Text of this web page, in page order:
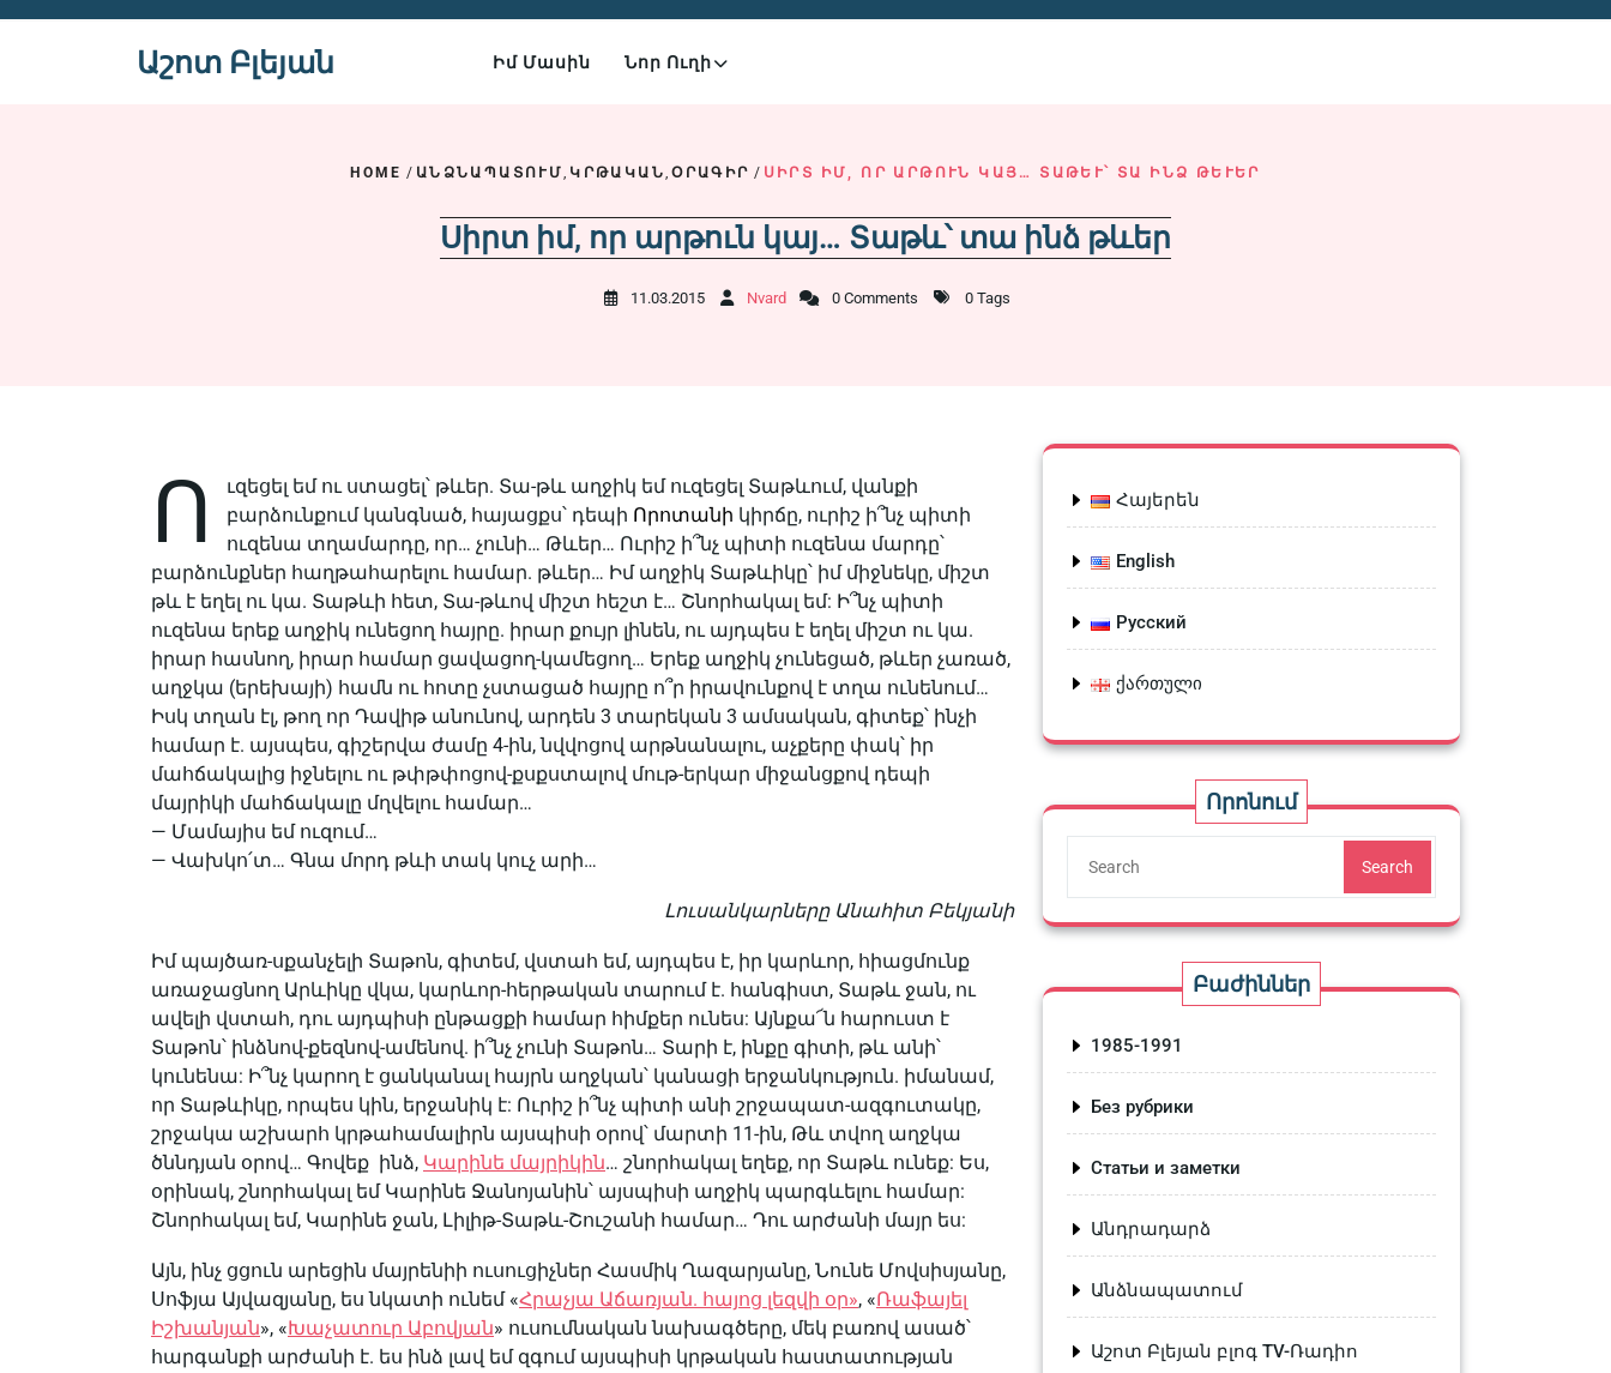
Աշոտ Բլեյան Իմ Մասին Նոր Ուղի
HOME / ԱՆՁՆԱՊԱՏՈՒՄ, ԿՐԹԱԿԱՆ,ՕՐԱԳԻՐ / ՍԻՐՏ ԻՄ, ՈՐ ԱՐԹՈՒՆ ԿԱՅ… ՏԱԹԵՒ՝ ՏԱ ԻՆՁ ԹԵՒԵՐ
Սիրտ իմ, որ արթուն կայ… Տաթև՝ տա ինձ թևեր
11.03.2015 Nvard 0 Comments 0 Tags
Ո
ւզեցել եմ ու ստացել՝ թևեր. Տա-թև աղջիկ եմ ուզեցել Տաթևում, վանքի
բարձունքում կանգնած, հայացքս՝ դեպի Որոտանի կիրճը, ուրիշ ի՞նչ պիտի
ուզենա տղամարդը, որ… չունի… Թևեր… Ուրիշ ի՞նչ պիտի ուզենա մարդը՝
բարձունքներ հաղթահարելու համար. թևեր… Իմ աղջիկ Տաթևիկը՝ իմ միջնեկը, միշտ
թև է եղել ու կա. Տաթևի հետ, Տա-թևով միշտ հեշտ է… Շնորհակալ եմ: Ի՞նչ պիտի
ուզենա երեք աղջիկ ունեցող հայրը. իրար քույր լինեն, ու այդպես է եղել միշտ ու կա.
իրար հասնող, իրար համար ցավացող-կամեցող… Երեք աղջիկ չունեցած, թևեր չառած,
աղջկա (երեխայի) համն ու հոտը չստացած հայրը ո՞ր իրավունքով է տղա ունենում…
Իսկ տղան էլ, թող որ Դավիթ անունով, արդեն 3 տարեկան 3 ամսական, գիտեք՝ ինչի
համար է. այսպես, գիշերվա ժամը 4-ին, նվվոցով արթնանալու, աչքերը փակ՝ իր
մահճակալից իջնելու ու թփթփոցով-քսքստալով մութ-երկար միջանցքով դեպի
մայրիկի մահճակալը մղվելու համար…
— Մամայիս եմ ուզում…
— Վախկո՛տ… Գնա մորդ թևի տակ կուչ արի…
Լուսանկարները Անահիտ Բեկյանի
Իմ պայծառ-սքանչելի Տաթոն, գիտեմ, վստահ եմ, այդպես է, իր կարևոր, հիացմունք
առաջացնող Արևիկը վկա, կարևոր-հերթական տարում է. հանգիստ, Տաթև ջան, ու
ավելի վստահ, դու այդպիսի ընթացքի համար հիմքեր ունես: Այնքա՜ն հարուստ է
Տաթոն՝ ինձնով-քեզնով-ամենով. ի՞նչ չունի Տաթոն… Տարի է, ինքը գիտի, թև անի՝
կունենա: Ի՞նչ կարող է ցանկանալ հայրն աղջկան՝ կանացի երջանկություն. իմանամ,
որ Տաթևիկը, որպես կին, երջանիկ է: Ուրիշ ի՞նչ պիտի անի շրջապատ-ազգուտակը,
շրջակա աշխարհ կրթահամալիրն այսպիսի օրով՝ մարտի 11-ին, Թև տվող աղջկա
ծննդյան օրով… Գովեք ինձ, Կարինե մայրիկին… շնորհակալ եղեք, որ Տաթև ունեք: Ես,
օրինակ, շնորհակալ եմ Կարինե Ջանոյանին՝ այսպիսի աղջիկ պարգևելու համար:
Շնորհակալ եմ, Կարինե ջան, Լիլիթ-Տաթև-Շուշանի համար… Դու արժանի մայր ես:
Այն, ինչ ցցուն արեցին մայրենիի ուսուցիչներ Հասմիկ Ղազարյանը, Նունե Մովսիսյանը,
Սոֆյա Այվազյանը, ես նկատի ունեմ «Հրաչյա Աճառյան. հայոց լեզվի օր», «Ռաֆայել
Իշխանյան», «Խաչատուր Աբովյան» ուսումնական նախագծերը, մեկ բառով ասած՝
հարգանքի արժանի է. ես ինձ լավ եմ զգում այսպիսի կրթական հաստատության
Հայերեն
English
Русский
ქართული
Որոնում
Search
Բաժիններ
1985-1991
Без рубрики
Статьи и заметки
Անդրադարձ
Անձնապատում
Աշոտ Բլեյան բլոգ TV-Ռադիո